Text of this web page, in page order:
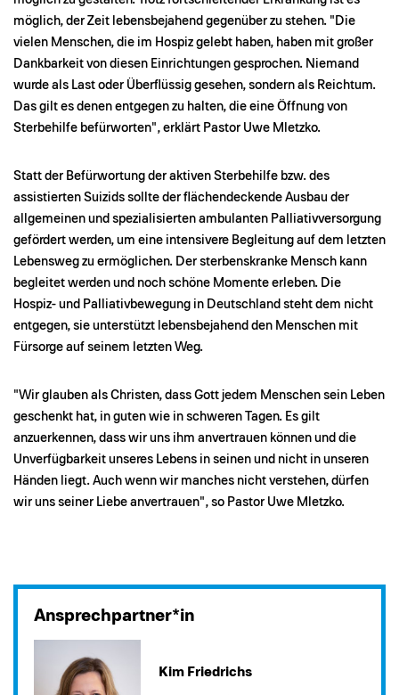
möglich, der Zeit lebensbejahend gegenüber zu stehen. "Die
vielen Menschen, die im Hospiz gelebt haben, haben mit großer
Dankbarkeit von diesen Einrichtungen gesprochen. Niemand
wurde als Last oder Überflüssig gesehen, sondern als Reichtum.
Das gilt es denen entgegen zu halten, die eine Öffnung von
Sterbehilfe befürworten", erklärt Pastor Uwe Mletzko.
Statt der Befürwortung der aktiven Sterbehilfe bzw. des
assistierten Suizids sollte der flächendeckende Ausbau der
allgemeinen und spezialisierten ambulanten Palliativversorgung
gefördert werden, um eine intensivere Begleitung auf dem letzten
Lebensweg zu ermöglichen. Der sterbenskranke Mensch kann
begleitet werden und noch schöne Momente erleben. Die
Hospiz- und Palliativbewegung in Deutschland steht dem nicht
entgegen, sie unterstützt lebensbejahend den Menschen mit
Fürsorge auf seinem letzten Weg.
"Wir glauben als Christen, dass Gott jedem Menschen sein Leben
geschenkt hat, in guten wie in schweren Tagen. Es gilt
anzuerkennen, dass wir uns ihm anvertrauen können und die
Unverfügbarkeit unseres Lebens in seinen und nicht in unseren
Händen liegt. Auch wenn wir manches nicht verstehen, dürfen
wir uns seiner Liebe anvertrauen", so Pastor Uwe Mletzko.
Ansprechpartner*in
Kim Friedrichs